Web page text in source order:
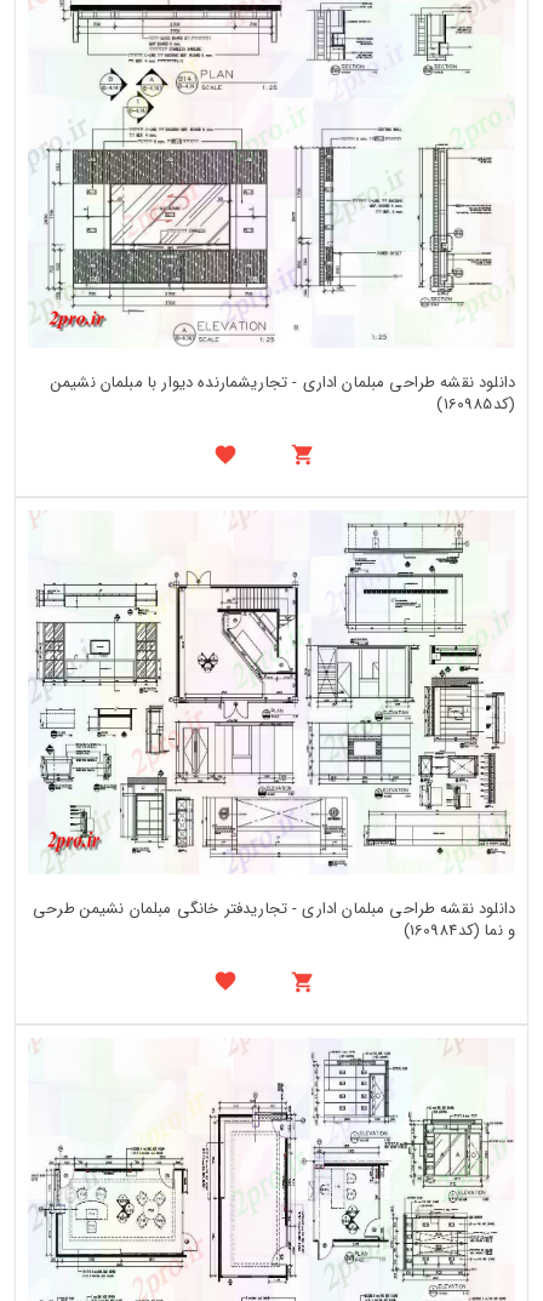
دانلود نقشه طراحی مبلمان اداری - تجاریشمارنده دیوار با مبلمان نشیمن
(کد160985)
دانلود نقشه طراحی مبلمان اداری - تجاریدفتر خانگی مبلمان نشیمن طرحی
و نما (کد160984)